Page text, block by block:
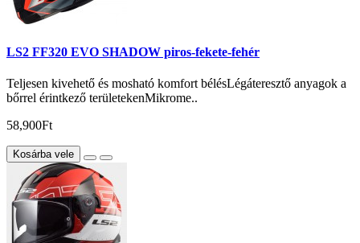
LS2 FF320 EVO SHADOW piros-fekete-fehér
Teljesen kivehető és mosható komfort bélésLégáteresztő anyagok a
bőrrel érintkező területekenMikrome..
58,900Ft
Kosárba vele